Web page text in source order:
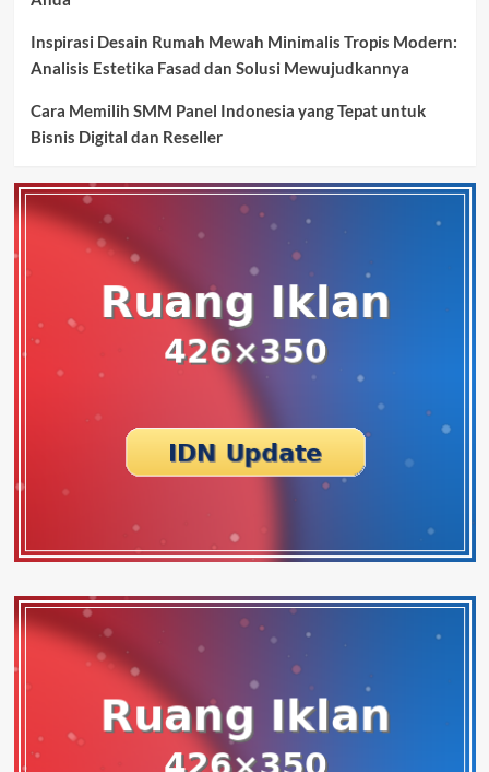
Inspirasi Desain Rumah Mewah Minimalis Tropis Modern:
Analisis Estetika Fasad dan Solusi Mewujudkannya
Cara Memilih SMM Panel Indonesia yang Tepat untuk
Bisnis Digital dan Reseller